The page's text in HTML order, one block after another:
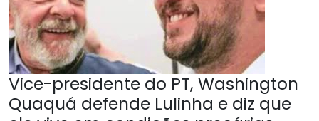
Vice-presidente do PT, Washington
Quaquá defende Lulinha e diz que